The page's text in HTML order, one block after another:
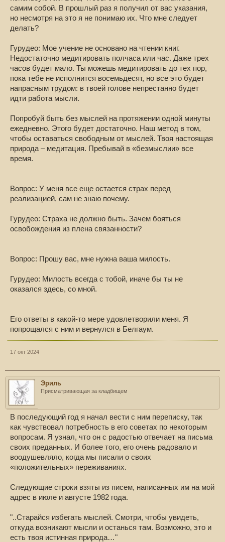
самим собой. В прошлый раз я получил от вас указания,
но несмотря на это я не понимаю их. Что мне следует
делать?
Гурудео: Мое учение не основано на чтении книг.
Недостаточно медитировать полчаса или час. Даже трех
часов будет мало. Ты можешь медитировать до тех пор,
пока тебе не исполнится восемьдесят, но все это будет
напрасным трудом: в твоей голове непрестанно будет
идти работа мысли.
Попробуй быть без мыслей на протяжении одной минуты
ежедневно. Этого будет достаточно. Наш метод в том,
чтобы оставаться свободным от мыслей. Твоя настоящая
природа – медитация. Пребывай в «безмыслии» все
время.
Вопрос: У меня все еще остается страх перед
реализацией, сам не знаю почему.
Гурудео: Страха не должно быть. Зачем бояться
освобождения из плена связанности?
Вопрос: Прошу вас, мне нужна ваша милость.
Гурудео: Милость всегда с тобой, иначе бы ты не
оказался здесь, со мной.
Его ответы в какой-то мере удовлетворили меня. Я
попрощался с ним и вернулся в Белгаум.
17 окт 2024
Эриль
Присматривающая за кладбищем
В последующий год я начал вести с ним переписку, так
как чувствовал потребность в его советах по некоторым
вопросам. Я узнал, что он с радостью отвечает на письма
своих преданных. И более того, его очень радовало и
воодушевляло, когда мы писали о своих
«положительных» переживаниях.
Следующие строки взяты из писем, написанных им на мой
адрес в июле и августе 1982 года.
"..Старайся избегать мыслей. Смотри, чтобы увидеть,
откуда возникают мысли и останься там. Возможно, это и
есть твоя истинная природа…"